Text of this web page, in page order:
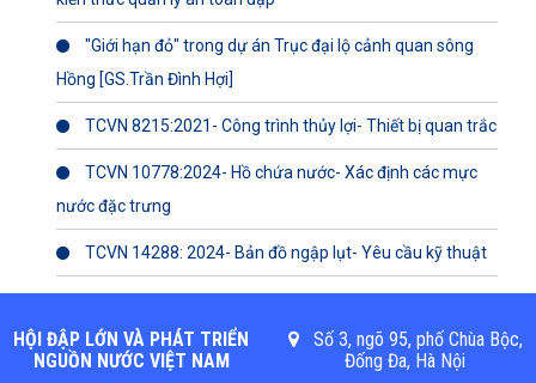
"Giới hạn đỏ" trong dự án Trục đại lộ cảnh quan sông
Hồng [GS.Trần Đình Hợi]
TCVN 8215:2021- Công trình thủy lợi- Thiết bị quan trắc
TCVN 10778:2024- Hồ chứa nước- Xác định các mực
nước đặc trưng
TCVN 14288: 2024- Bản đồ ngập lụt- Yêu cầu kỹ thuật
HỘI ĐẬP LỚN VÀ PHÁT TRIỂN
NGUỒN NƯỚC VIỆT NAM
Số 3, ngõ 95, phố Chùa Bộc,
Đống Đa, Hà Nội